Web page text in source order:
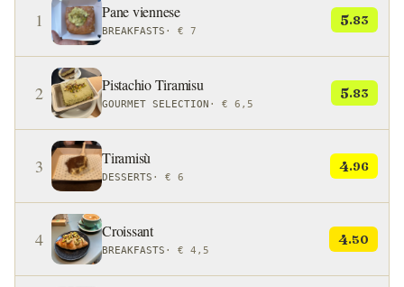
1 Pane viennese
BREAKFASTS · € 7
5.83
2 Pistachio Tiramisu
GOURMET SELECTION · € 6,5
5.83
3 Tiramisù
DESSERTS · € 6
4.96
4 Croissant
BREAKFASTS · € 4,5
4.50